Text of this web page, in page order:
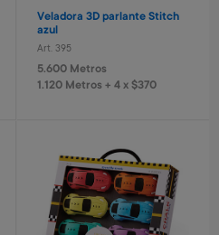
Veladora 3D parlante Stitch
azul
Art. 395
5.600 Metros
1.120 Metros + 4 x $370